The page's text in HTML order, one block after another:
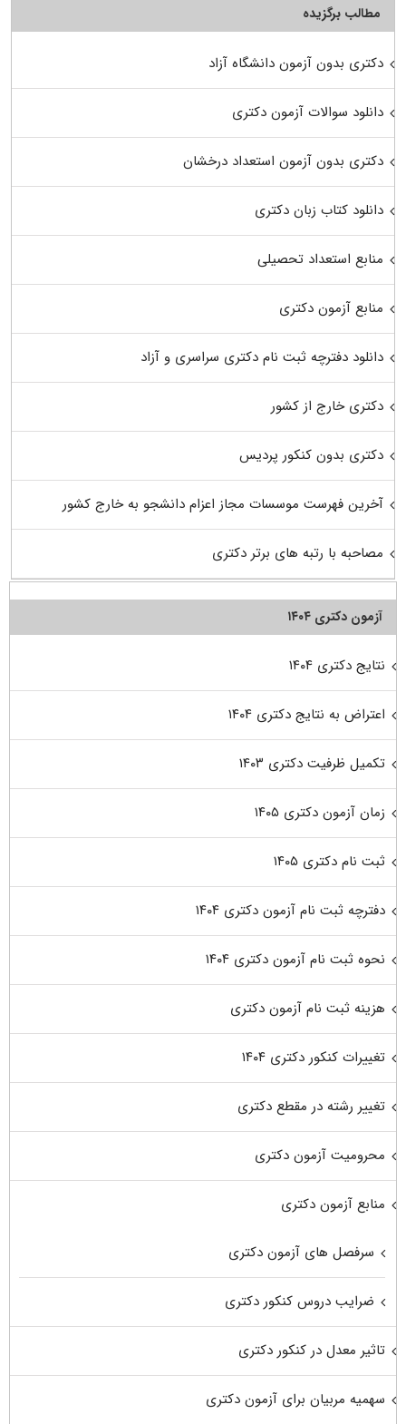
مطالب برگزیده
دکتری بدون آزمون دانشگاه آزاد
دانلود سوالات آزمون دکتری
دکتری بدون آزمون استعداد درخشان
دانلود کتاب زبان دکتری
منابع استعداد تحصیلی
منابع آزمون دکتری
دانلود دفترچه ثبت نام دکتری سراسری و آزاد
دکتری خارج از کشور
دکتری بدون کنکور پردیس
آخرین فهرست موسسات مجاز اعزام دانشجو به خارج کشور
مصاحبه با رتبه های برتر دکتری
آزمون دکتری ۱۴۰۴
نتایج دکتری ۱۴۰۴
اعتراض به نتایج دکتری ۱۴۰۴
تکمیل ظرفیت دکتری ۱۴۰۳
زمان آزمون دکتری ۱۴۰۵
ثبت نام دکتری ۱۴۰۵
دفترچه ثبت نام آزمون دکتری ۱۴۰۴
نحوه ثبت نام آزمون دکتری ۱۴۰۴
هزینه ثبت نام آزمون دکتری
تغییرات کنکور دکتری ۱۴۰۴
تغییر رشته در مقطع دکتری
محرومیت آزمون دکتری
منابع آزمون دکتری
سرفصل های آزمون دکتری
ضرایب دروس کنکور دکتری
تاثیر معدل در کنکور دکتری
سهمیه مربیان برای آزمون دکتری